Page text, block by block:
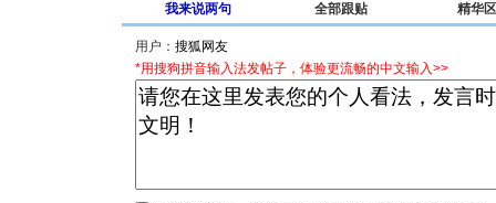
我来说两句 全部跟贴 精华区
用户：
*用搜狗拼音输入法发帖子，体验更流畅的中文输入>>